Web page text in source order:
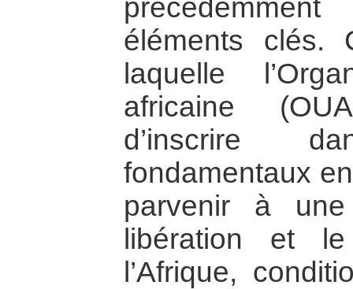
éléments clés.
laquelle
africaine
d’inscrire
fondamentaux
parvenir à
libération et
l’Afrique,